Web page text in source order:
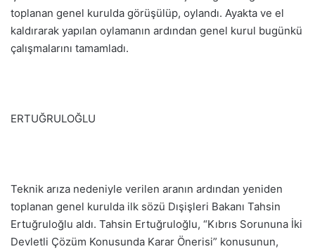
toplanan genel kurulda görüşülüp, oylandı. Ayakta ve el
kaldırarak yapılan oylamanın ardından genel kurul bugünkü
çalışmalarını tamamladı.
ERTUĞRULOĞLU
Teknik arıza nedeniyle verilen aranın ardından yeniden
toplanan genel kurulda ilk sözü Dışişleri Bakanı Tahsin
Ertuğruloğlu aldı. Tahsin Ertuğruloğlu, “Kıbrıs Sorununa İki
Devletli Çözüm Konusunda Karar Önerisi” konusunun,